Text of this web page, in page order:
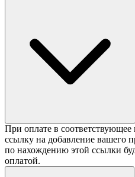
При оплате в соответствующее
ссылку на добавление вашего
по нахождению этой ссылки
оплатой.